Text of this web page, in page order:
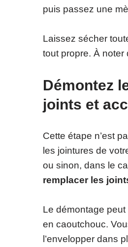
puis passez une
Laissez sécher
tout propre. À noter
Démontez
joints et
Cette étape n’est
les jointures de
ou sinon, dans le
remplacer les
Le démontage peut
en caoutchouc.
l’envelopper dans